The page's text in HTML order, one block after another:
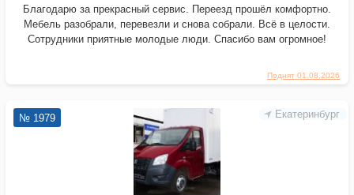
Поднят 01.08.2026
Благодарю за прекрасный сервис. Переезд прошёл комфортно.
Мебель разобрали, перевезли и снова собрали. Всё в целости.
Сотрудники приятные молодые люди. Спасибо вам огромное!
Екатеринбург
№ 1979